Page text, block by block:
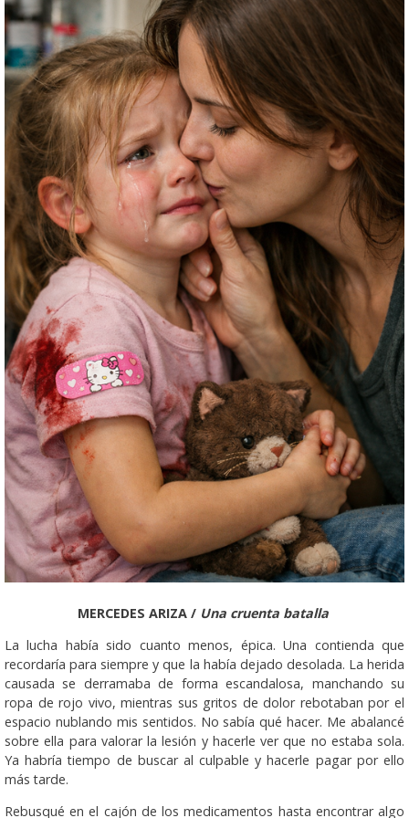
MERCEDES ARIZA /Una cruenta batalla
La lucha había sido cuanto menos, épica. Una contienda que
recordaría para siempre y que la había dejado desolada. La herida
causada se derramaba de forma escandalosa, manchando su
ropa de rojo vivo, mientras sus gritos de dolor rebotaban por el
espacio nublando mis sentidos. No sabía qué hacer. Me abalancé
sobre ella para valorar la lesión y hacerle ver que no estaba sola.
Ya habría tiempo de buscar al culpable y hacerle pagar por ello
más tarde.
Rebusqué en el cajón de los medicamentos hasta encontrar algo